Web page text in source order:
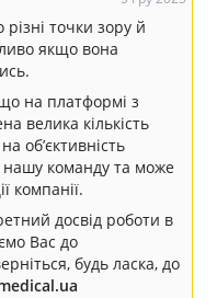
точки зору й
якщо вона
на платформі з
велика кількість
об’єктивність
нашу команду та може
компанії.
досвід роботи в
Вас до
будь ласка, до